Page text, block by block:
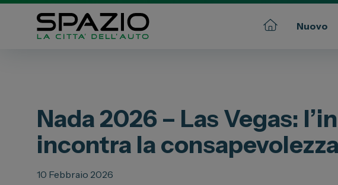
Nuovo
Fiat
Abarth
Lancia
Jeep
Fiat Professional
Citroen
Toyota
Nada 2026 – Las Vegas:
incontra la consapevolezza
10 Febbraio 2026